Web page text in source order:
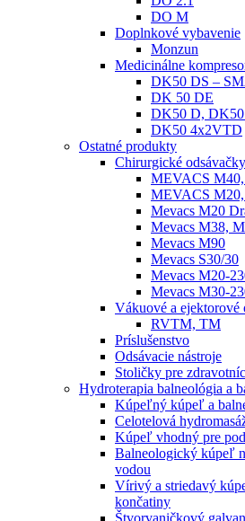
DO M
Doplnkové vybavenie
Monzun
Medicinálne
DK50 DS –
DK 50 DE
DK50 D,
DK50 4x2VTD
Ostatné produkty
Chirurgické odsávačky
MEVACS
MEVACS
Mevacs M20
Mevacs M38,
Mevacs M90
Mevacs S30/30
Mevacs M20-
Mevacs M30-
Vákuové a ejektorové
RVTM, TM
Príslušenstvo
Odsávacie nástroje
Stoličky pre
Hydroterapia balneológia a
Kúpeľný kúpeľ a
Celotelová
Kúpeľ vhodný pre
Balneologický kúpeľ
vodou
Vírivý a striedavý
končatiny
Štvorvaničkový